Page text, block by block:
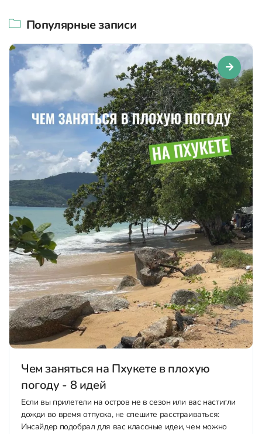
Популярные записи
Чем заняться на Пхукете в плохую
погоду - 8 идей
Если вы прилетели на остров не в сезон или вас настигли
дожди во время отпуска, не спешите расстраиваться:
Инсайдер подобрал для вас классные идеи, чем можно